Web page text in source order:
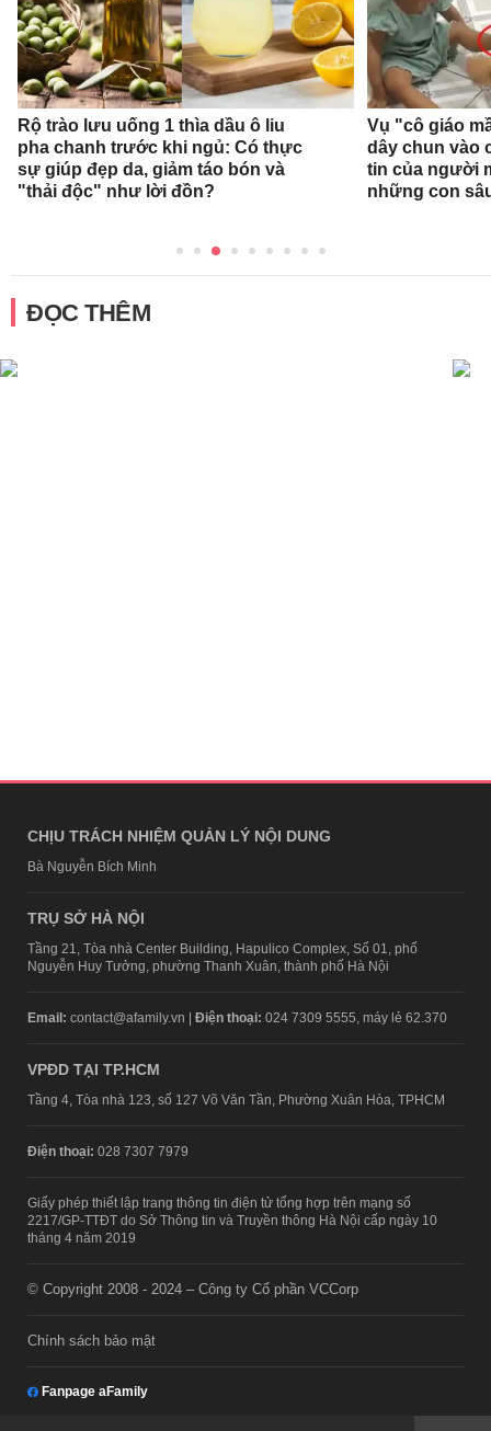
Rộ trào lưu uống 1 thìa dầu ô liu
pha chanh trước khi ngủ: Có thực
sự giúp đẹp da, giảm táo bón và
"thải độc" như lời đồn?
Vụ "cô giáo
dây chun vào
tin của người
những con
ĐỌC THÊM
CHỊU TRÁCH NHIỆM QUẢN LÝ NỘI DUNG
Bà Nguyễn Bích Minh
TRỤ SỞ HÀ NỘI
Tầng 21, Tòa nhà Center Building, Hapulico Complex, Số 01, phố
Nguyễn Huy Tưởng, phường Thanh Xuân, thành phố Hà Nội
Email: contact@afamily.vn | Điện thoại: 024 7309 5555, máy lẻ 62.370
VPĐD TẠI TP.HCM
Tầng 4, Tòa nhà 123, số 127 Võ Văn Tần, Phường Xuân Hòa, TPHCM
Điện thoại: 028 7307 7979
Giấy phép thiết lập trang thông tin điện tử tổng hợp trên mạng số
2217/GP-TTĐT do Sở Thông tin và Truyền thông Hà Nội cấp ngày 10
tháng 4 năm 2019
© Copyright 2008 - 2024 – Công ty Cổ phần VCCorp
Chính sách bảo mật
Fanpage aFamily